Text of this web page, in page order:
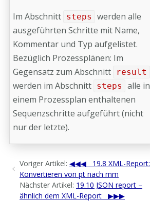
Im Abschnitt steps
werden alle
ausgeführten Schritte mit Name,
Kommentar und Typ aufgelistet.
Bezüglich Prozessplänen: Im
Gegensatz zum Abschnitt
result
werden im Abschnitt steps
alle in
einem Prozessplan enthaltenen
Sequenzschritte aufgeführt (nicht
nur der letzte).
Voriger Artikel:
19.8 XML-Report:
Konvertieren von pt nach mm
Nächster Artikel: 19.10 JSON report –
ähnlich dem XML-Report